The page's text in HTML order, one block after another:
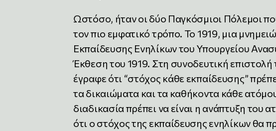
Ωστόσο, ήταν οι δύο Παγκόσμιοι Πόλεμοι
τον πιο εμφατικό τρόπο. Το 1919, μια
Εκπαίδευσης Ενηλίκων του Υπουργείου
Έκθεση του 1919. Στη συνοδευτική
έγραφε ότι “στόχος κάθε εκπαίδευσης”
τα δικαιώματα και τα καθήκοντα κάθε
διαδικασία πρέπει να είναι η ανάπτυξη του
ότι ο στόχος της εκπαίδευσης ενηλίκων θα